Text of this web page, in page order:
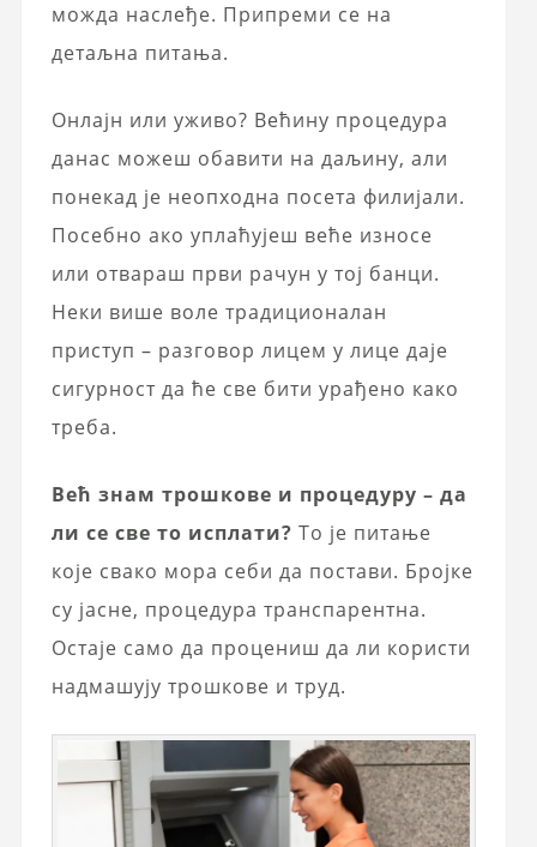
можда наслеђе. Припреми се на
детаљна питања.
Онлајн или уживо? Већину процедура
данас можеш обавити на даљину, али
понекад је неопходна посета филијали.
Посебно ако уплаћујеш веће износе
или отвараш први рачун у тој банци.
Неки више воле традиционалан
приступ – разговор лицем у лице даје
сигурност да ће све бити урађено како
треба.
Већ знам трошкове и процедуру – да
ли се све то исплати? То је питање
које свако мора себи да постави. Бројке
су јасне, процедура транспарентна.
Остаје само да процениш да ли користи
надмашују трошкове и труд.